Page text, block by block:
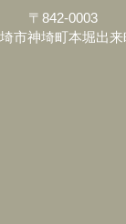
〒842-0003
市神埼町本堀出来